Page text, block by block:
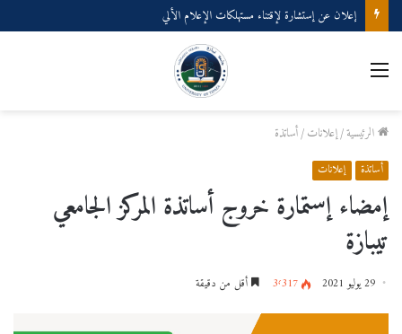
إعلان عن إستشارة لإقتناء مستهلكات الإعلام الألي
القائمة
الرئيسية/إعلانات/أساتذة
أساتذة إعلانات
إمضاء إستمارة خروج أساتذة المركز الجامعي
تيبازة
29 يوليو 2021 3٬317 أقل من دقيقة